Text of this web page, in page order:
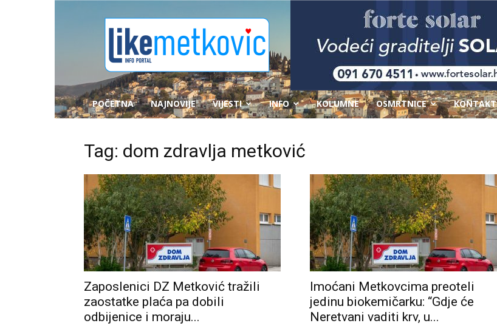
POČETNA NAJNOVIJE VIJESTI INFO KOLUMNE OSMRTNICE KONTAKT
Tag: dom zdravlja metković
Zaposlenici DZ Metković tražili
zaostatke plaća pa dobili
odbijenice i moraju...
Imoćani Metkovcima preoteli
jedinu biokemičarku: “Gdje će
Neretvani vaditi krv, u...